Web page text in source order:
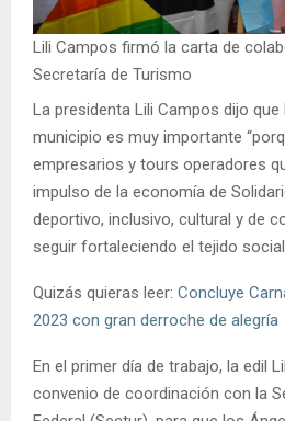
Lili Campos firmó la carta de
Secretaría de Turismo
La presidenta Lili Campos dijo
municipio es muy importante
empresarios y tours operadores
impulso de la economía de
deportivo, inclusivo, cultural y de
seguir fortaleciendo el tejido
Quizás quieras leer: Concluye
2023 con gran derroche de alegría
En el primer día de trabajo, la edil
convenio de coordinación con la